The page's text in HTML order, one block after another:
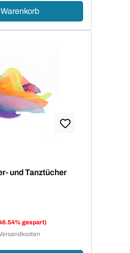
und Tanztücher
gespart)